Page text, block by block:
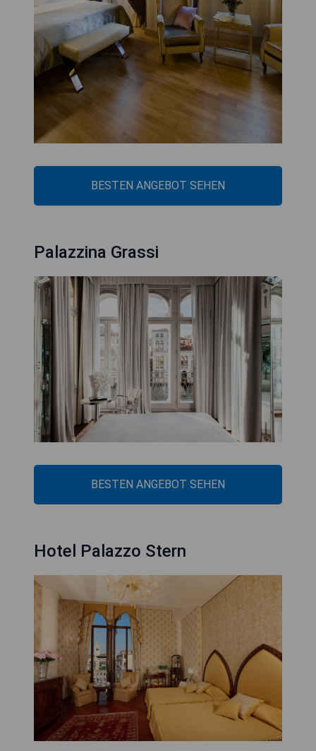
BESTEN ANGEBOT SEHEN
Palazzina Grassi
BESTEN ANGEBOT SEHEN
Hotel Palazzo Stern